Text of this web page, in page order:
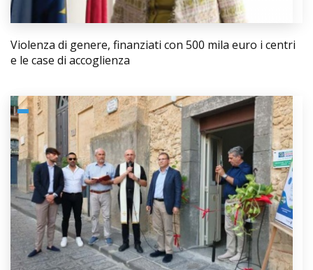
Violenza di genere, finanziati con 500 mila euro i centri
e le case di accoglienza